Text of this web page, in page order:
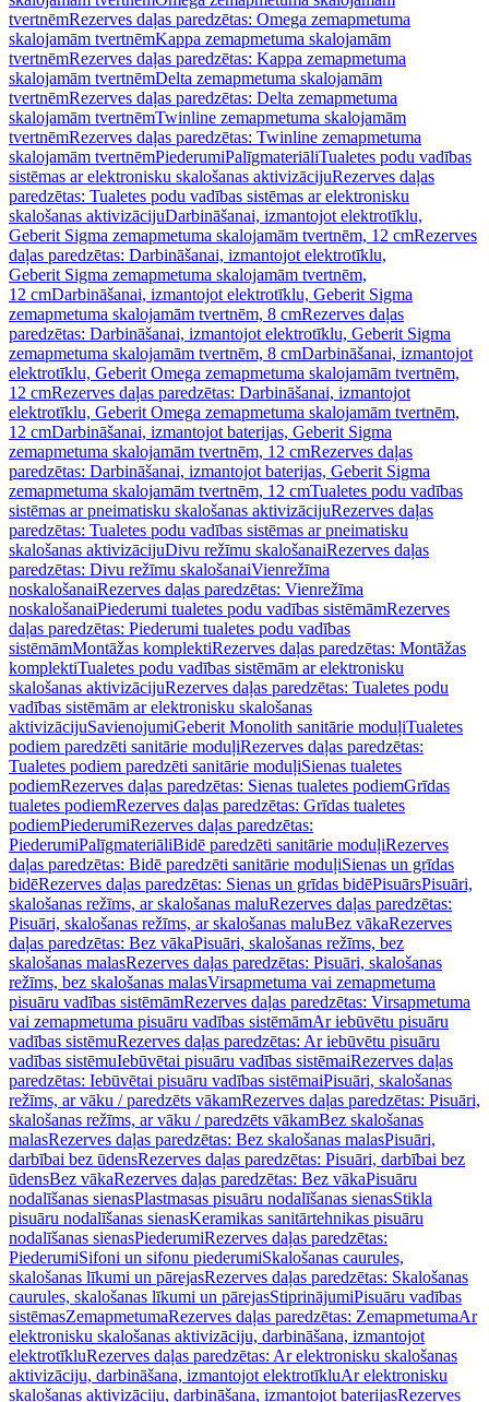
tvertnēmRezerves daļas paredzētas: Omega zemapmetuma
skalojamām tvertnēmKappa zemapmetuma skalojamām
tvertnēmRezerves daļas paredzētas: Kappa zemapmetuma
skalojamām tvertnēmDelta zemapmetuma skalojamām
tvertnēmRezerves daļas paredzētas: Delta zemapmetuma
skalojamām tvertnēmTwinline zemapmetuma skalojamām
tvertnēmRezerves daļas paredzētas: Twinline zemapmetuma
skalojamām tvertnēmPiederumiPalīgmateriāliTualetes podu vadības
sistēmas ar elektronisku skalošanas aktivizācijuRezerves daļas
paredzētas: Tualetes podu vadības sistēmas ar elektronisku
skalošanas aktivizācijuDarbināšanai, izmantojot elektrotīklu,
Geberit Sigma zemapmetuma skalojamām tvertnēm, 12 cmRezerves
daļas paredzētas: Darbināšanai, izmantojot elektrotīklu,
Geberit Sigma zemapmetuma skalojamām tvertnēm,
12 cmDarbināšanai, izmantojot elektrotīklu, Geberit Sigma
zemapmetuma skalojamām tvertnēm, 8 cmRezerves daļas
paredzētas: Darbināšanai, izmantojot elektrotīklu, Geberit Sigma
zemapmetuma skalojamām tvertnēm, 8 cmDarbināšanai, izmantojot
elektrotīklu, Geberit Omega zemapmetuma skalojamām tvertnēm,
12 cmRezerves daļas paredzētas: Darbināšanai, izmantojot
elektrotīklu, Geberit Omega zemapmetuma skalojamām tvertnēm,
12 cmDarbināšanai, izmantojot baterijas, Geberit Sigma
zemapmetuma skalojamām tvertnēm, 12 cmRezerves daļas
paredzētas: Darbināšanai, izmantojot baterijas, Geberit Sigma
zemapmetuma skalojamām tvertnēm, 12 cmTualetes podu vadības
sistēmas ar pneimatisku skalošanas aktivizācijuRezerves daļas
paredzētas: Tualetes podu vadības sistēmas ar pneimatisku
skalošanas aktivizācijuDivu režīmu skalošanaiRezerves daļas
paredzētas: Divu režīmu skalošanaiVienrežīma
noskalošanaiRezerves daļas paredzētas: Vienrežīma
noskalošanaiPiederumi tualetes podu vadības sistēmāmRezerves
daļas paredzētas: Piederumi tualetes podu vadības
sistēmāmMontāžas komplektiRezerves daļas paredzētas: Montāžas
komplektiTualetes podu vadības sistēmām ar elektronisku
skalošanas aktivizācijuRezerves daļas paredzētas: Tualetes podu
vadības sistēmām ar elektronisku skalošanas
aktivizācijuSavienojumiGeberit Monolith sanitārie moduļiTualetes
podiem paredzēti sanitārie moduļiRezerves daļas paredzētas:
Tualetes podiem paredzēti sanitārie moduļiSienas tualetes
podiemRezerves daļas paredzētas: Sienas tualetes podiemGrīdas
tualetes podiemRezerves daļas paredzētas: Grīdas tualetes
podiemPiederumiRezerves daļas paredzētas:
PiederumiPalīgmateriāliBidē paredzēti sanitārie moduļiRezerves
daļas paredzētas: Bidē paredzēti sanitārie moduļiSienas un grīdas
bidēRezerves daļas paredzētas: Sienas un grīdas bidēPisuārsPisuāri,
skalošanas režīms, ar skalošanas maluRezerves daļas paredzētas:
Pisuāri, skalošanas režīms, ar skalošanas maluBez vākaRezerves
daļas paredzētas: Bez vākaPisuāri, skalošanas režīms, bez
skalošanas malasRezerves daļas paredzētas: Pisuāri, skalošanas
režīms, bez skalošanas malasVirsapmetuma vai zemapmetuma
pisuāru vadības sistēmāmRezerves daļas paredzētas: Virsapmetuma
vai zemapmetuma pisuāru vadības sistēmāmAr iebūvētu pisuāru
vadības sistēmuRezerves daļas paredzētas: Ar iebūvētu pisuāru
vadības sistēmuIebūvētai pisuāru vadības sistēmaiRezerves daļas
paredzētas: Iebūvētai pisuāru vadības sistēmaiPisuāri, skalošanas
režīms, ar vāku / paredzēts vākamRezerves daļas paredzētas: Pisuāri,
skalošanas režīms, ar vāku / paredzēts vākamBez skalošanas
malasRezerves daļas paredzētas: Bez skalošanas malasPisuāri,
darbībai bez ūdensRezerves daļas paredzētas: Pisuāri, darbībai bez
ūdensBez vākaRezerves daļas paredzētas: Bez vākaPisuāru
nodalīšanas sienasPlastmasas pisuāru nodalīšanas sienasStikla
pisuāru nodalīšanas sienasKeramikas sanitārtehnikas pisuāru
nodalīšanas sienasPiederumiRezerves daļas paredzētas:
PiederumiSifoni un sifonu piederumiSkalošanas caurules,
skalošanas līkumi un pārejasRezerves daļas paredzētas: Skalošanas
caurules, skalošanas līkumi un pārejasStiprinājumiPisuāru vadības
sistēmasZemapmetumaRezerves daļas paredzētas: ZemapmetumaAr
elektronisku skalošanas aktivizāciju, darbināšana, izmantojot
elektrotīkluRezerves daļas paredzētas: Ar elektronisku skalošanas
aktivizāciju, darbināšana, izmantojot elektrotīkluAr elektronisku
skalošanas aktivizāciju, darbināšana, izmantojot baterijasRezerves